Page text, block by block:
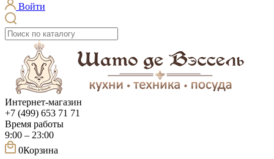
Войти
Интернет-магазин
+7 (499) 653 71 71
Время работы
9:00 – 23:00
0Корзина